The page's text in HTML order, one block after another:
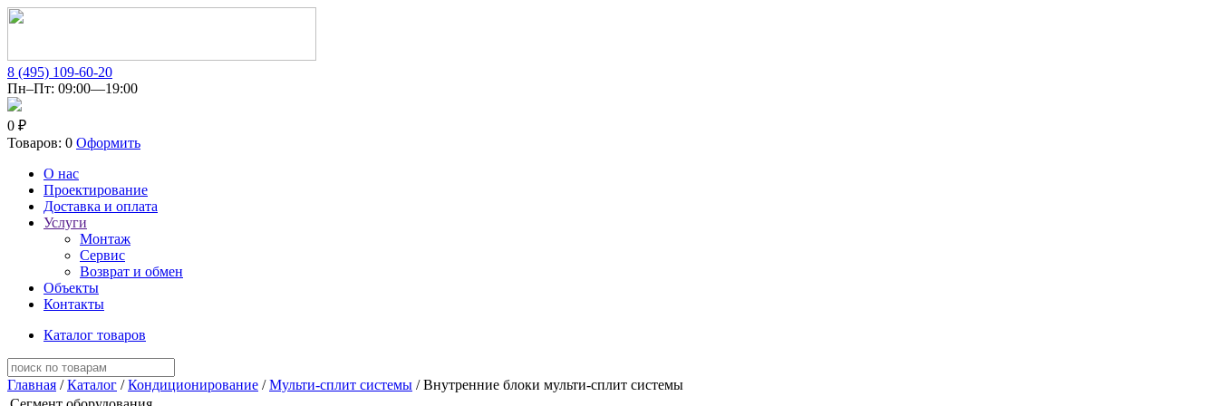
8 (495) 109-60-20
Пн–Пт: 09:00—19:00
0 ₽
Товаров: 0 Оформить
О нас
Проектирование
Доставка и оплата
Услуги
Монтаж
Сервис
Возврат и обмен
Объекты
Контакты
Каталог товаров
Главная /Каталог /Кондиционирование /Мульти-сплит системы / Внутренние блоки мульти-сплит системы